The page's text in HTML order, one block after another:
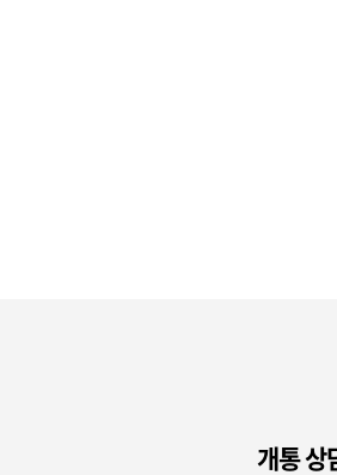
개통 상